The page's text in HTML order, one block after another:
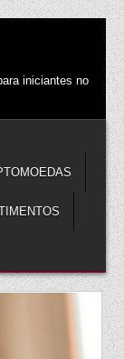
iniciantes no